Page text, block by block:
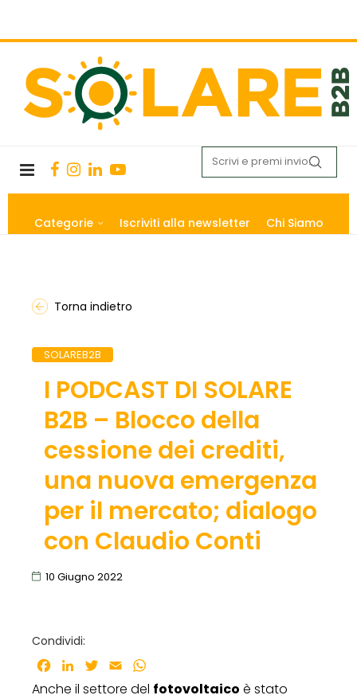
Categorie Iscriviti alla newsletter Chi Siamo
Torna indietro
SOLAREB2B
I PODCAST DI SOLARE
B2B – Blocco della
cessione dei crediti,
una nuova emergenza
per il mercato; dialogo
con Claudio Conti
10 Giugno 2022
Condividi:
Facebook
LinkedInTwitter
Email
Anche il settore del fotovoltaico è stato